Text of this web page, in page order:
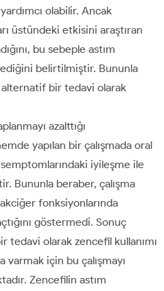
olabilir. Ancak
üstündeki etkisini araştıran
bu sebeple astım
belirtilmiştir. Bununla
alternatif bir tedavi olarak
azalttığı
yapılan bir çalışmada oral
iyileşme ile
Bununla beraber, çalışma
fonksiyonlarında
göstermedi. Sonuç
tedavi olarak zencefil kullanımı
varmak için bu çalışmayı
Zencefilin astım